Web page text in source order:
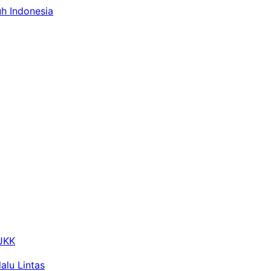
Indonesia
Lintas